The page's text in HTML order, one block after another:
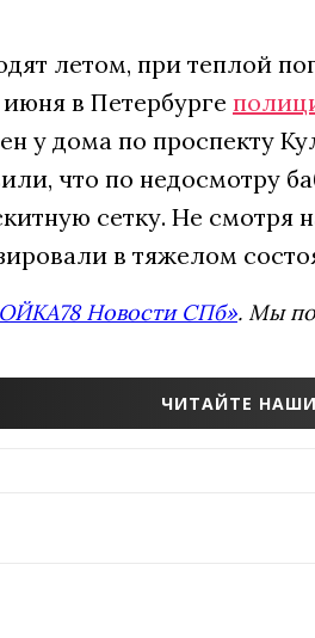
летом, при теплой
в Петербурге
у дома по проспекту
что по недосмотру
сетку. Не смотря
в тяжелом
Новости СПб». Мы
ЧИТАЙТЕ